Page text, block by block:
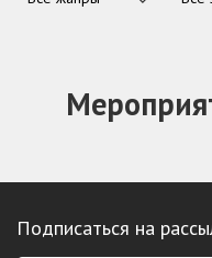
Подписаться на